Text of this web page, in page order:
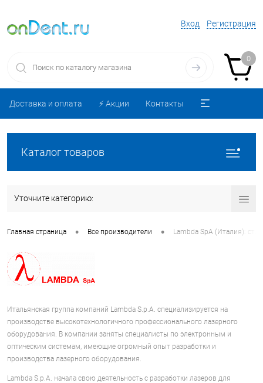
Вход Регистрация
0
Доставка и оплата ⚡️ Акции Контакты
Каталог товаров
Уточните категорию:
Главная страница • Все производители • Lambda SpA (Италия):
Итальянская группа компаний Lambda S.p.A. специализируется на
производстве высокотехнологичного профессионального лазерного
оборудования. В компании заняты специалисты по электронным и
оптическим системам, имеющие огромный опыт разработки и
производства лазерного оборудования.
Lambda S.p.A. начала свою деятельность с разработки лазеров для